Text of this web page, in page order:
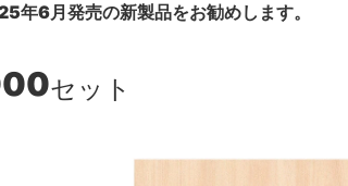
年6月発売の新製品をお勧めします。
セット